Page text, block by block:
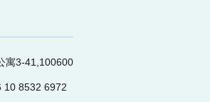
寓3-41,100600
8532 6972